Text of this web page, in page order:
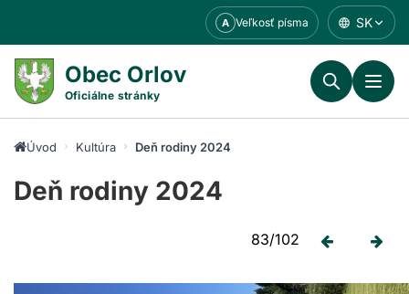
obsahu
A Veľkosť písma SK
Obec Orlov
Oficiálne stránky
Úvod Kultúra Deň rodiny 2024
Deň rodiny 2024
83/102